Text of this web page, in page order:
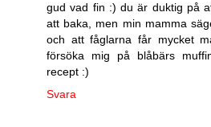
gud vad fin :) du är duktig på
att baka, men min mamma
och att fåglarna får mycket
försöka mig på blåbärs
recept :)
Svara